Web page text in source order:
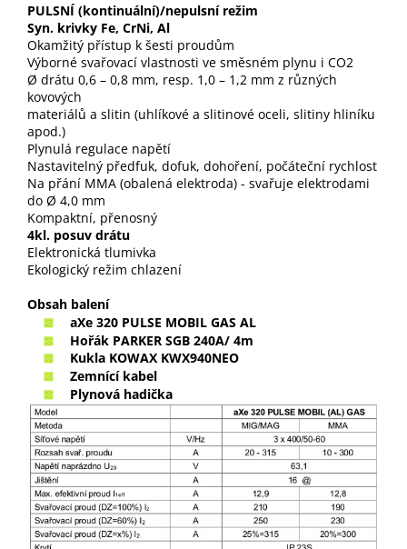
PULSNÍ (kontinuální)/nepulsní režim
Syn. krivky Fe, CrNi, Al
Okamžitý přístup k šesti proudům
Výborné svařovací vlastnosti ve směsném plynu i CO2
Ø drátu 0,6 – 0,8 mm, resp. 1,0 – 1,2 mm z různých
kovových
materiálů a slitin (uhlíkové a slitinové oceli, slitiny hliníku
apod.)
Plynulá regulace napětí
Nastavitelný předfuk, dofuk, dohoření, počáteční rychlost
Na přání MMA (obalená elektroda) - svařuje elektrodami
do Ø 4,0 mm
Kompaktní, přenosný
4kl. posuv drátu
Elektronická tlumivka
Ekologický režim chlazení
Obsah balení
aXe 320 PULSE MOBIL GAS AL
Hořák PARKER SGB 240A/ 4m
Kukla KOWAX KWX940NEO
Zemnící kabel
Plynová hadička